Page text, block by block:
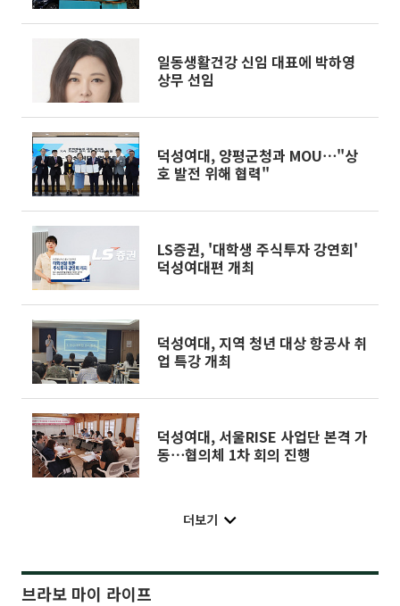
일동생활건강 신임 대표에 박하영
상무 선임
덕성여대, 양평군청과 MOU⋯"상
호 발전 위해 협력"
LS증권, '대학생 주식투자 강연회'
덕성여대편 개최
덕성여대, 지역 청년 대상 항공사 취
업 특강 개최
덕성여대, 서울RISE 사업단 본격 가
동⋯협의체 1차 회의 진행
더보기
브라보 마이 라이프